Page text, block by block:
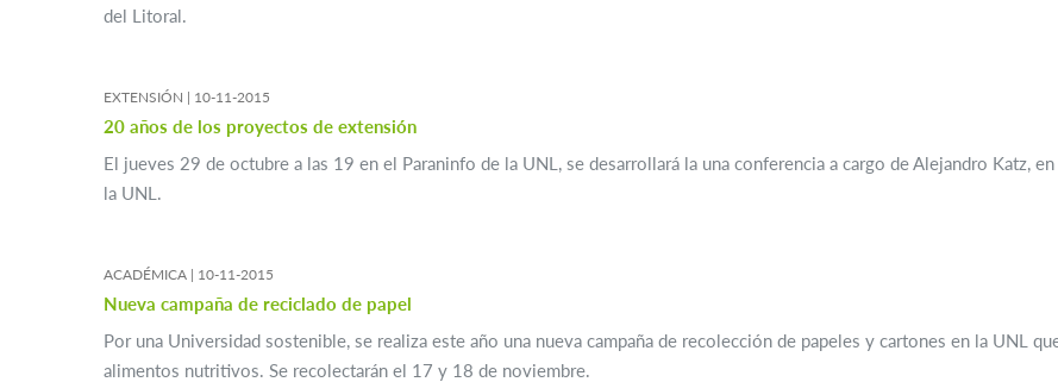
del Litoral.
EXTENSIÓN | 10-11-2015
20 años de los proyectos de extensión
El jueves 29 de octubre a las 19 en el Paraninfo de la UNL, se desarrollará la una conferencia a cargo de Alejandro Katz,
la UNL.
ACADÉMICA | 10-11-2015
Nueva campaña de reciclado de papel
Por una Universidad sostenible, se realiza este año una nueva campaña de recolección de papeles y cartones en la UNL
alimentos nutritivos. Se recolectarán el 17 y 18 de noviembre.